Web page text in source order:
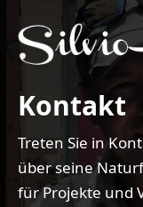
Kontakt
Treten Sie in
über seine
für Projekte und